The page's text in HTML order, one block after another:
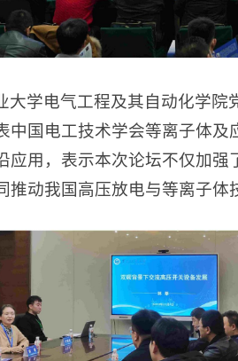
大学电气工程及其自动化学
中国电工技术学会等离子体
应用，表示本次论坛不仅加
推动我国高压放电与等离子体